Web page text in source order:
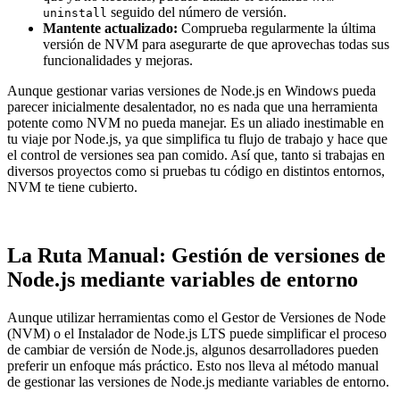
uninstall seguido del número de versión.
Mantente actualizado: Comprueba regularmente la última
versión de NVM para asegurarte de que aprovechas todas sus
funcionalidades y mejoras.
Aunque gestionar varias versiones de Node.js en Windows pueda
parecer inicialmente desalentador, no es nada que una herramienta
potente como NVM no pueda manejar. Es un aliado inestimable en
tu viaje por Node.js, ya que simplifica tu flujo de trabajo y hace que
el control de versiones sea pan comido. Así que, tanto si trabajas en
diversos proyectos como si pruebas tu código en distintos entornos,
NVM te tiene cubierto.
La Ruta Manual: Gestión de versiones de
Node.js mediante variables de entorno
Aunque utilizar herramientas como el Gestor de Versiones de Node
(NVM) o el Instalador de Node.js LTS puede simplificar el proceso
de cambiar de versión de Node.js, algunos desarrolladores pueden
preferir un enfoque más práctico. Esto nos lleva al método manual
de gestionar las versiones de Node.js mediante variables de entorno.